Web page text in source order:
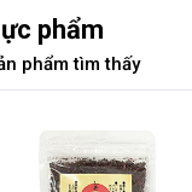
phẩm
phẩm tìm thấy